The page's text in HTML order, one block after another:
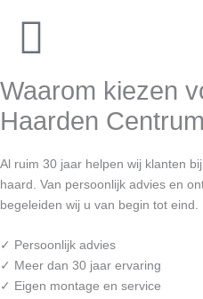
Waarom kiezen
Haarden
Al ruim 30 jaar helpen wij klanten
haard. Van persoonlijk advies en
begeleiden wij u van begin tot eind.
✓ Persoonlijk advies
✓ Meer dan 30 jaar ervaring
✓ Eigen montage en service